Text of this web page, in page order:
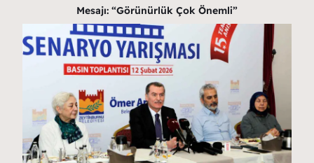
Mesajı: “Görünürlük Çok Önemli”